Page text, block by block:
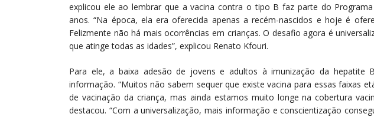
explicou ele ao lembrar que a vacina contra o tipo B faz parte do
anos. “Na época, ela era oferecida apenas a recém-nascidos e hoje é
Felizmente não há mais ocorrências em crianças. O desafio agora é
que atinge todas as idades”, explicou Renato Kfouri.
Para ele, a baixa adesão de jovens e adultos à imunização da hepatite
informação. “Muitos não sabem sequer que existe vacina para essas faixas
de vacinação da criança, mas ainda estamos muito longe na cobertura
destacou. “Com a universalização, mais informação e conscientização